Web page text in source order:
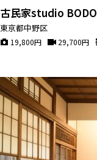
古民家studio BODO
東京都中野区
19,800円 29,700円